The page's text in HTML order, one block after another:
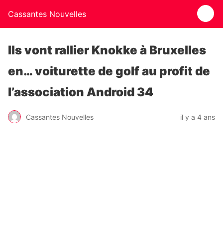
Cassantes Nouvelles
Ils vont rallier Knokke à Bruxelles
en… voiturette de golf au profit de
l’association Android 34
Cassantes Nouvelles il y a 4 ans